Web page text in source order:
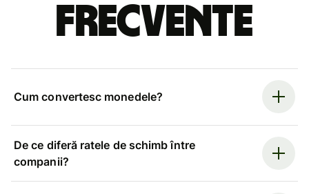
frecvente
Cum convertesc monedele?
De ce diferă ratele de schimb între
companii?